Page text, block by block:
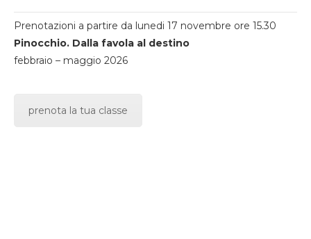
Prenotazioni a partire da lunedi 17 novembre ore 15.30
Pinocchio. Dalla favola al destino
febbraio – maggio 2026
prenota la tua classe